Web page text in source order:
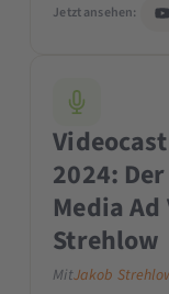
Jetzt ansehen:
2024:
Media
Strehlow
MitJakob